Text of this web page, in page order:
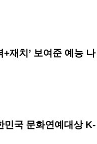
재치’ 보여준 예능 나
민국 문화연예대상 K-